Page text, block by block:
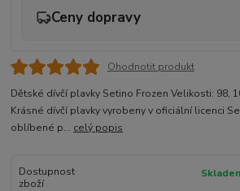
Ceny dopravy
Ohodnotit produkt
Dětské dívčí plavky Setino Frozen Velikosti: 98,
Krásné dívčí plavky vyrobeny v oficiální licenci
oblíbené p... celý popis
Dostupnost
zboží